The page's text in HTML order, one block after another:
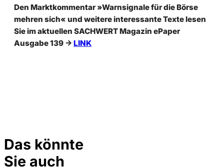
Den Marktkommentar »Warnsignale für die Börse
mehren sich« und weitere interessante Texte lesen
Sie im aktuellen SACHWERT Magazin ePaper
Ausgabe 139 -> LINK
Das könnte
Sie auch